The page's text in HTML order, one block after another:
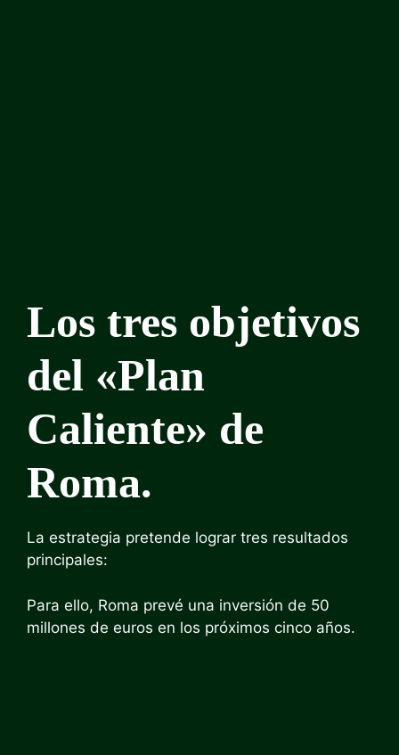
Los tres objetivos
del «Plan
Caliente» de
Roma.
La estrategia pretende lograr tres resultados
principales:
Para ello, Roma prevé una inversión de 50
millones de euros en los próximos cinco años.